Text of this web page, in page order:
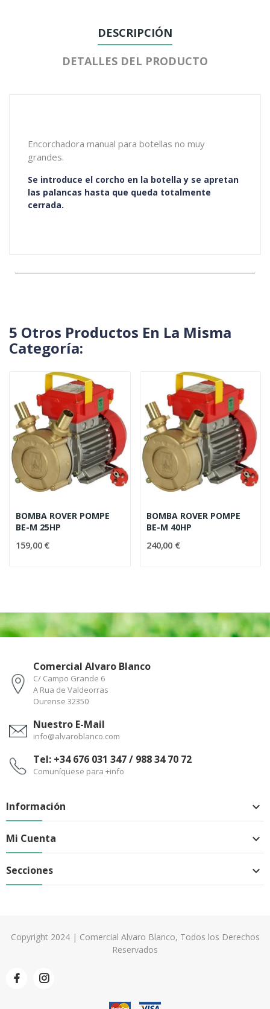
DESCRIPCIÓN
DETALLES DEL PRODUCTO
Encorchadora manual para botellas no muy
grandes.
Se introduce el corcho en la botella y se apretan
las palancas hasta que queda totalmente
cerrada.
5 Otros Productos En La Misma
Categoría:
BOMBA ROVER POMPE
BE-M 25HP
159,00 €
BOMBA ROVER POMPE
BE-M 40HP
240,00 €
Comercial Alvaro Blanco
C/ Campo Grande 6
A Rua de Valdeorras
Ourense 32350
Nuestro E-Mail
info@alvaroblanco.com
Tel: +34 676 031 347 / 988 34 70 72
Comuníquese para +info
Información 
Mi Cuenta 
Secciones 
Copyright 2024 | Comercial Alvaro Blanco, Todos los Derechos
Reservados